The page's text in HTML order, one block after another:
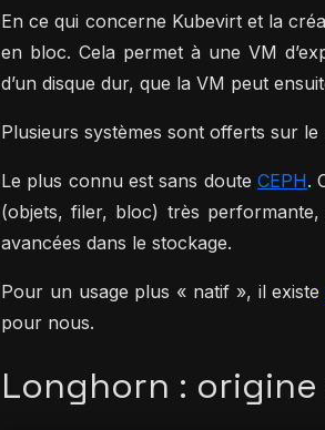
En ce qui concerne Kubevirt et la
en bloc. Cela permet à une VM
d’un disque dur, que la VM peut
Plusieurs systèmes sont offerts sur
Le plus connu est sans douteCEPH.
(objets, filer, bloc) très
avancées dans le stockage.
Pour un usage plus « natif », il existe
pour nous.
Longhorn :